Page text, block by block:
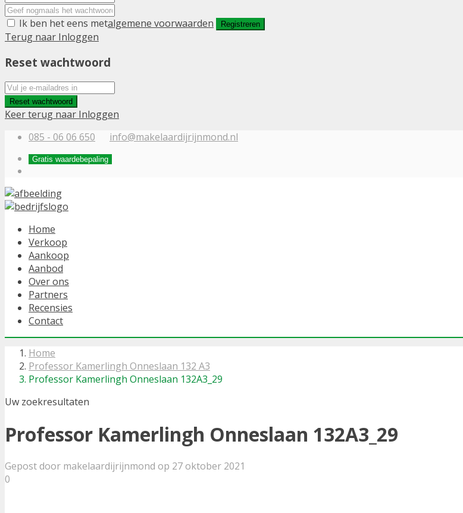
Ik ben het eens metalgemene voorwaarden Registreren
Terug naar Inloggen
Reset wachtwoord
Reset wachtwoord
Keer terug naar Inloggen
085 - 06 06 650
info@makelaardijrijnmond.nl
Gratis waardebepaling
Home
Verkoop
Aankoop
Aanbod
Over ons
Partners
Recensies
Contact
Home
Professor Kamerlingh Onneslaan 132 A3
Professor Kamerlingh Onneslaan 132A3_29
Uw zoekresultaten
Professor Kamerlingh Onneslaan 132A3_29
Gepost door makelaardijrijnmond op 27 oktober 2021
0